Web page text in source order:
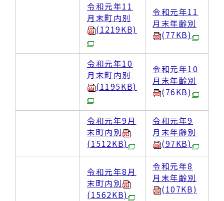
令和元年11
月末町内別
(1219KB)
令和元年11
月末年齢別
(77KB)
令和元年10
月末町内別
(1195KB)
令和元年10
月末年齢別
(76KB)
令和元年9月
末町内別
(1512KB)
令和元年9
月末年齢別
(97KB)
令和元年8月
末町内別
(1562KB)
令和元年8
月末年齢別
(107KB)